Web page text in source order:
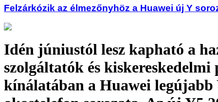
Felzárkózik az élmezőnyhöz a Huawei új Y
Idén júniustól lesz kapható a
szolgáltatók és
kínálatában a Huawei legújabb